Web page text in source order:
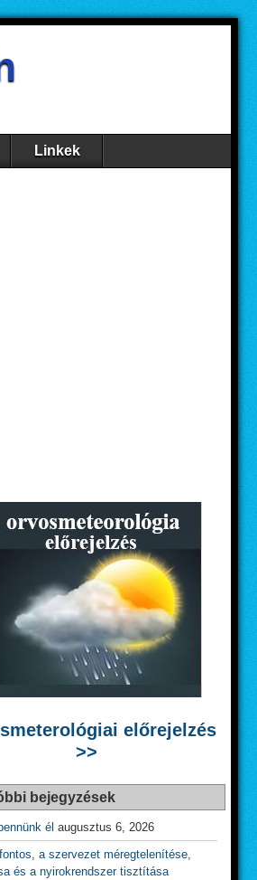
Linkek
előrejelzés
>>
bejegyzések
él augusztus 6, 2026
a szervezet méregtelenítése,
és a nyirokrendszer tisztítása